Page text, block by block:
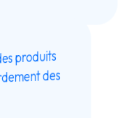
produits
des